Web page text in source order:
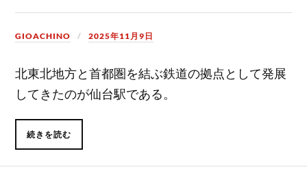
GIOACHINO 2025年11月9日
北東北地方と首都圏を結ぶ鉄道の拠点として発展
してきたのが仙台駅である。
続きを読む